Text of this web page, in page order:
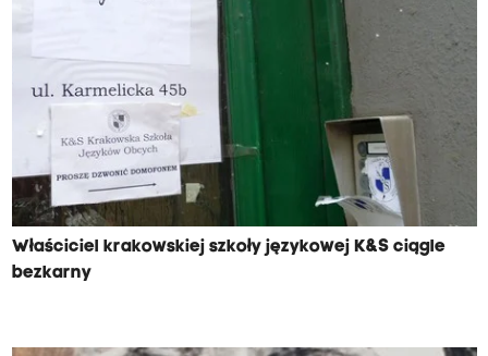
Właściciel krakowskiej szkoły językowej K&S ciągle
bezkarny